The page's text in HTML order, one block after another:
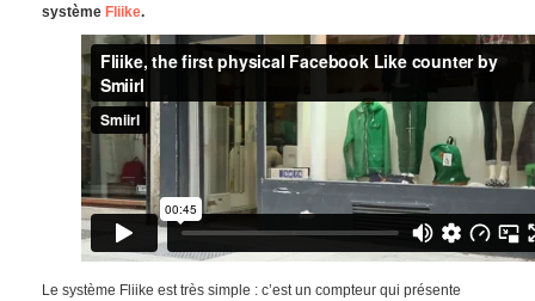
système Fliike.
Le système Fliike est très simple : c’est un compteur qui présente